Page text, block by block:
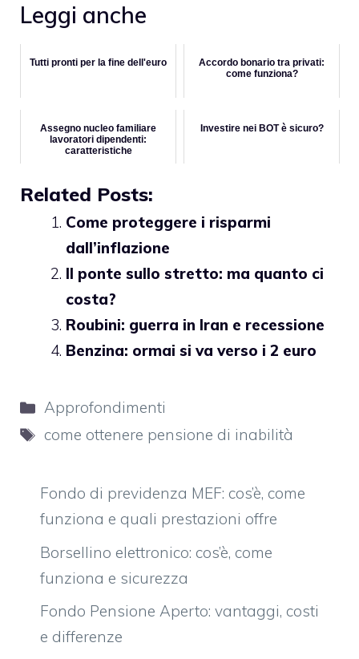
Leggi anche
Tutti pronti per la fine dell'euro
Accordo bonario tra privati:
come funziona?
Assegno nucleo familiare
lavoratori dipendenti:
caratteristiche
Investire nei BOT è sicuro?
Related Posts:
Come proteggere i risparmi
dall’inflazione
Il ponte sullo stretto: ma quanto ci
costa?
Roubini: guerra in Iran e recessione
Benzina: ormai si va verso i 2 euro
Categorie
Approfondimenti
Tag
come ottenere pensione di inabilità
Fondo di previdenza MEF: cos’è, come
funziona e quali prestazioni offre
Borsellino elettronico: cos’è, come
funziona e sicurezza
Fondo Pensione Aperto: vantaggi, costi
e differenze